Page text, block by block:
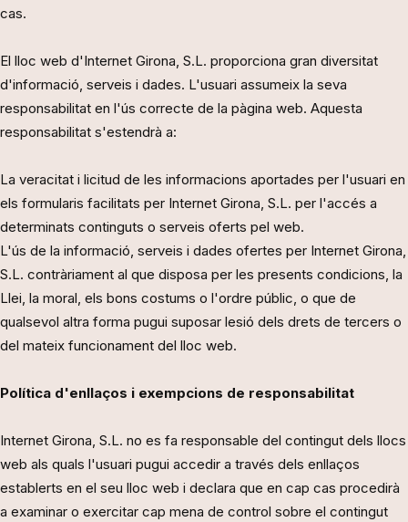
cas.
El lloc web d'Internet Girona, S.L. proporciona gran diversitat
d'informació, serveis i dades. L'usuari assumeix la seva
responsabilitat en l'ús correcte de la pàgina web. Aquesta
responsabilitat s'estendrà a:
La veracitat i licitud de les informacions aportades per l'usuari en
els formularis facilitats per Internet Girona, S.L. per l'accés a
determinats continguts o serveis oferts pel web.
L'ús de la informació, serveis i dades ofertes per Internet Girona,
S.L. contràriament al que disposa per les presents condicions, la
Llei, la moral, els bons costums o l'ordre públic, o que de
qualsevol altra forma pugui suposar lesió dels drets de tercers o
del mateix funcionament del lloc web.
Política d'enllaços i exempcions de responsabilitat
Internet Girona, S.L. no es fa responsable del contingut dels llocs
web als quals l'usuari pugui accedir a través dels enllaços
establerts en el seu lloc web i declara que en cap cas procedirà
a examinar o exercitar cap mena de control sobre el contingut